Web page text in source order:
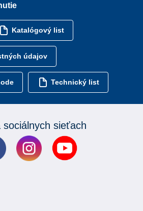
Katalógový list
údajov
Technický list
sociálnych sieťach